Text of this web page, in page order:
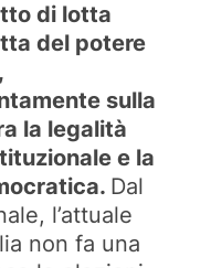
di lotta
del potere
,
sulla
la legalità
e la
Dal
l’attuale
non fa una